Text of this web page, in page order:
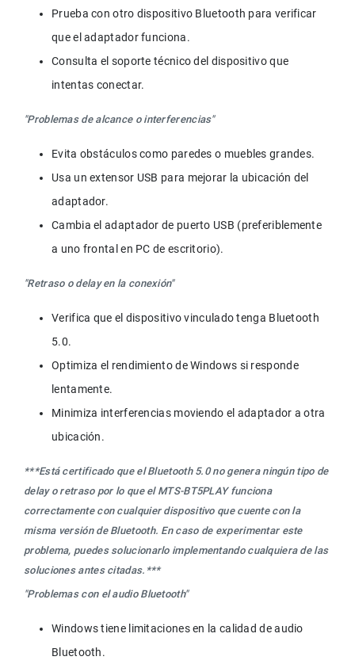
Prueba con otro dispositivo Bluetooth para verificar
que el adaptador funciona.
Consulta el soporte técnico del dispositivo que
intentas conectar.
"Problemas de alcance o interferencias"
Evita obstáculos como paredes o muebles grandes.
Usa un extensor USB para mejorar la ubicación del
adaptador.
Cambia el adaptador de puerto USB (preferiblemente
a uno frontal en PC de escritorio).
"Retraso o delay en la conexión"
Verifica que el dispositivo vinculado tenga Bluetooth
5.0.
Optimiza el rendimiento de Windows si responde
lentamente.
Minimiza interferencias moviendo el adaptador a otra
ubicación.
***Está certificado que el Bluetooth 5.0 no genera ningún tipo de
delay o retraso por lo que el MTS-BT5PLAY funciona
correctamente con cualquier dispositivo que cuente con la
misma versión de Bluetooth. En caso de experimentar este
problema, puedes solucionarlo implementando cualquiera de las
soluciones antes citadas.***
"Problemas con el audio Bluetooth"
Windows tiene limitaciones en la calidad de audio
Bluetooth.